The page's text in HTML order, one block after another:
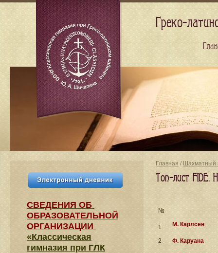
Главная / Шахматный
Топ-лист FIDE.
№
1 М. Карлсен
2 Ф. Каруана
СВЕДЕНИЯ​ ОБ
ОБРАЗОВАТЕЛЬНОЙ
ОРГАНИЗАЦИИ
«Классическая
гимназия при ГЛК
Греко-